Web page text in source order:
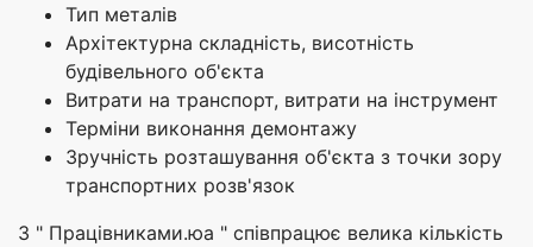
Тип металів
Архітектурна складність, висотність
будівельного об'єкта
Витрати на транспорт, витрати на інструмент
Терміни виконання демонтажу
Зручність розташування об'єкта з точки зору
транспортних розв'язок
З " Працівниками.юа " співпрацює велика кількість